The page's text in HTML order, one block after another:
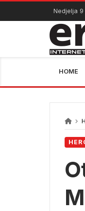
Skip
content
Nedjelja 9
HOME